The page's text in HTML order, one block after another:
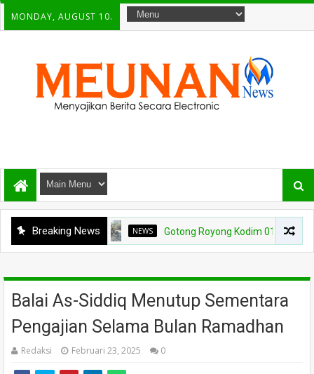
MONDAY, AUGUST 10.
Breaking News
NEWS Gotong Royong Kodim 0108/Agara dan
Balai As-Siddiq Menutup Sementara
Pengajian Selama Bulan Ramadhan
Redaksi Februari 23, 2025 0